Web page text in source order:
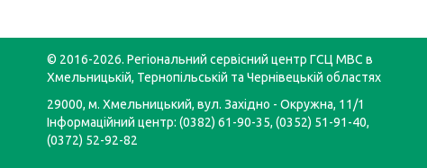
© 2016-2026. Регіональний сервісний центр ГСЦ МВС в
Хмельницькій, Тернопільській та Чернівецькій областях
29000, м. Хмельницький, вул. Західно - Окружна, 11/1
Інформаційний центр: (0382) 61-90-35, (0352) 51-91-40,
(0372) 52-92-82